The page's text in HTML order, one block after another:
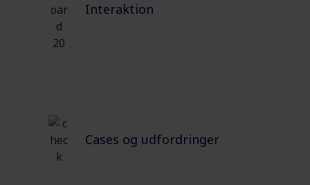
Interaktion
Cases og udfordringer